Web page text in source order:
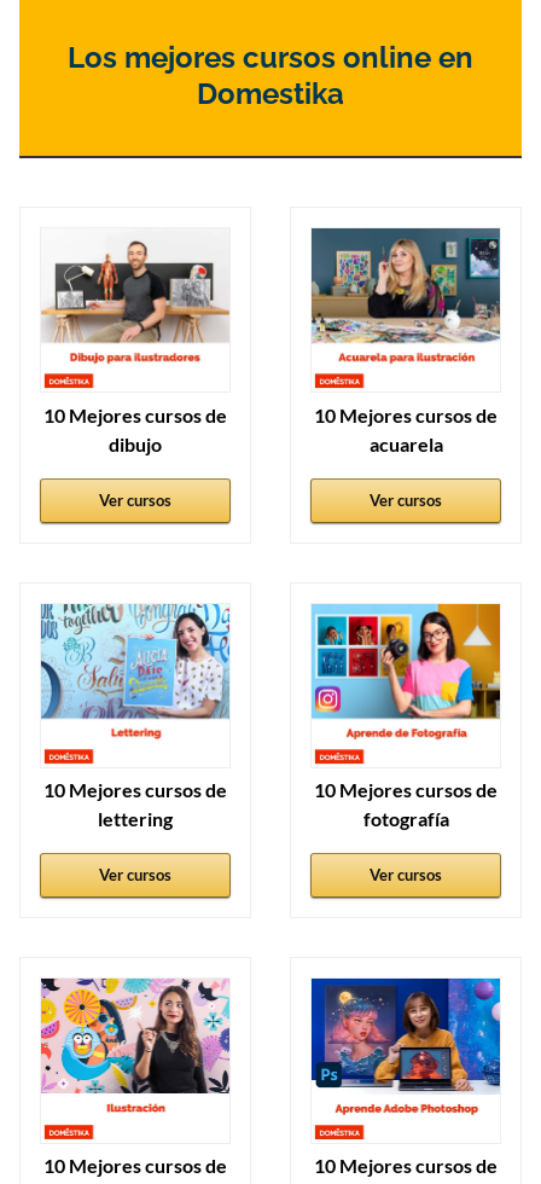
Los mejores cursos online en
Domestika
10 Mejores cursos de
dibujo
Ver cursos
10 Mejores cursos de
acuarela
Ver cursos
10 Mejores cursos de
lettering
Ver cursos
10 Mejores cursos de
fotografía
Ver cursos
10 Mejores cursos de
10 Mejores cursos de